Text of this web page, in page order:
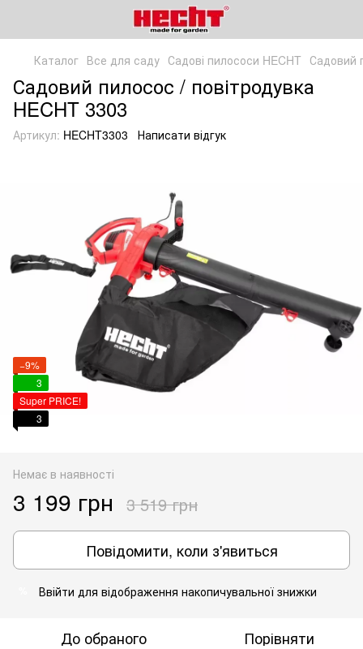
Каталог Все для саду Садові пилососи HECHT Садовий
Садовий пилосос / повітродувка
HECHT 3303
Артикул: HECHT3303 Написати відгук
−9%
3
Super PRICE!
3
Немає в наявності
3 199 грн 3 519 грн
Повідомити, коли з'явиться
Ввійти для відображення накопичувальної знижки
До обраного Порівняти